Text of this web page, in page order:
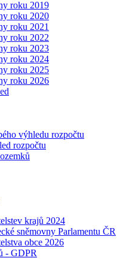
roku 2019
roku 2020
roku 2021
roku 2022
roku 2023
roku 2024
roku 2025
roku 2026
výhledu rozpočtu
rozpočtu
krajů 2024
sněmovny Parlamentu ČR
obce 2026
- GDPR